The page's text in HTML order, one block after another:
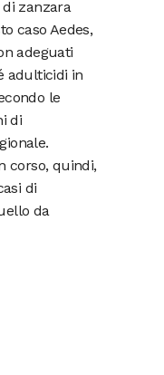
zanzara
caso Aedes,
adeguati
adulticidi in
le
di
corso, quindi,
di
da